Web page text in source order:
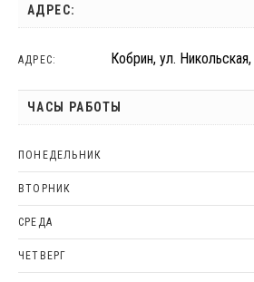
АДРЕС:
АДРЕС: Кобрин, ул.
ЧАСЫ РАБОТЫ
ПОНЕДЕЛЬНИК
ВТОРНИК
СРЕДА
ЧЕТВЕРГ